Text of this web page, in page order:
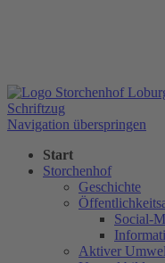
Navigation überspringen
Start
Storchenhof
Geschichte
Social-
Aktiver